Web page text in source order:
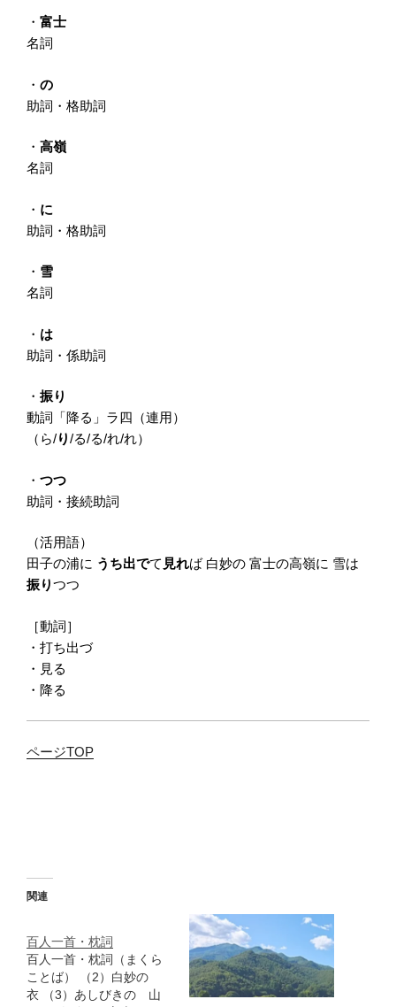
・ 富士
名詞
・ の
助詞・格助詞
・ 高嶺
名詞
・ に
助詞・格助詞
・ 雪
名詞
・ は
助詞・係助詞
・ 振り
動詞「降る」ラ四（連用）
（ら/り/る/る/れ/れ）
・ つつ
助詞・接続助詞
（活用語）
田子の浦に うち出でて 見れば 白妙の 富士の高嶺に 雪は
振りつつ
［動詞］
・打ち出づ
・見る
・降る
ページTOP
関連
百人一首・枕詞
百人一首・枕詞（まくら
ことば） （2）白妙の
衣 （3）あしびきの 山